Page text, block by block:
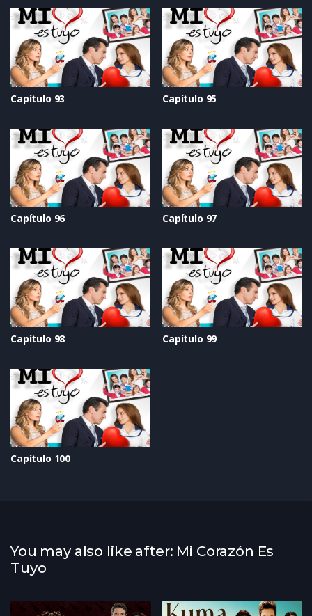
Capítulo 93 Capítulo 95
Capítulo 96 Capítulo 97
Capítulo 98 Capítulo 99
Capítulo 100
You may also like after: Mi Corazón Es
Tuyo